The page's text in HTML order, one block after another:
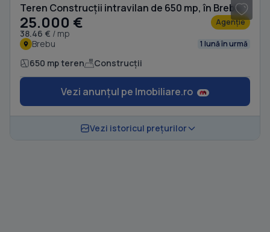
Teren Construcții intravilan de 650 mp, în Brebu
25.000 €
38.46 € / mp
Agenție
Brebu 1 lună în urmă
650 mp teren Construcții
Vezi anunțul pe Imobiliare.ro
Vezi istoricul prețurilor